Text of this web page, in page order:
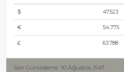
$ 47.523
€ 54.775
£ 63.788
Son Güncelleme 10 Ağustos, 11:47